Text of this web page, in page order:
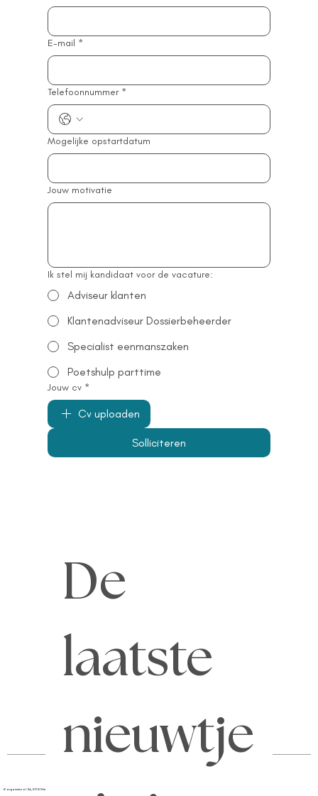
E-mail *
Telefoonnummer *
Mogelijke opstartdatum
Jouw motivatie
Ik stel mij kandidaat voor de vacature:
Adviseur klanten
Klantenadviseur Dossierbeheerder
Specialist eenmanszaken
Poetshulp parttime
Jouw cv *
Cv uploaden
Solliciteren
MyKantoorCM
Vacatures
Agenda
Updates
Home
Diensten
Ooigemstraat 2A, 8710 Wielsbeke
De
laatste
nieuwtje